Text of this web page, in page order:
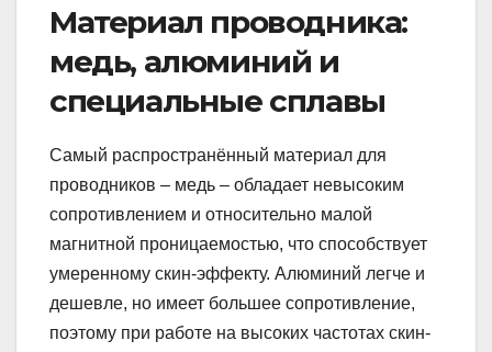
Материал проводника:
медь, алюминий и
специальные сплавы
Самый распространённый материал для
проводников – медь – обладает невысоким
сопротивлением и относительно малой
магнитной проницаемостью, что способствует
умеренному скин-эффекту. Алюминий легче и
дешевле, но имеет большее сопротивление,
поэтому при работе на высоких частотах скин-